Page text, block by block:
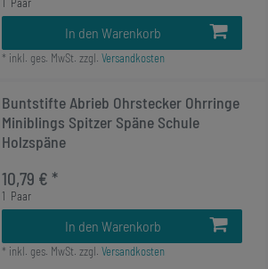
In den Warenkorb
* inkl. ges. MwSt. zzgl. Versandkosten
Buntstifte Abrieb Ohrstecker Ohrringe
Miniblings Spitzer Späne Schule
Holzspäne
10,79 € *
1 Paar
In den Warenkorb
* inkl. ges. MwSt. zzgl. Versandkosten